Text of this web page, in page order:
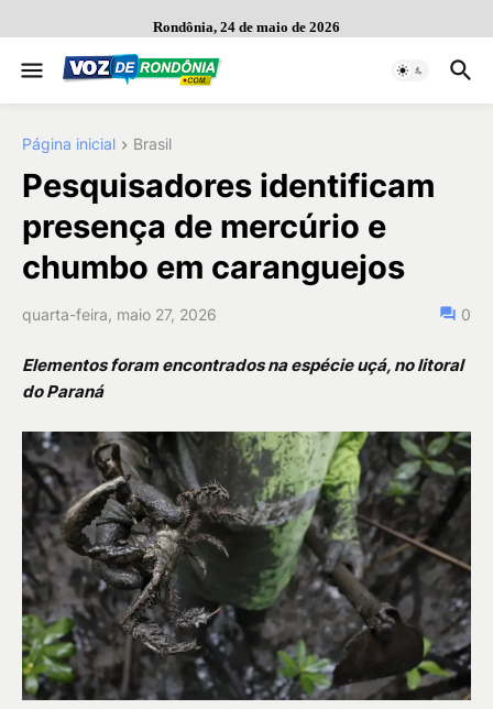
Rondônia, 24 de maio de 2026
Página inicial Brasil
Pesquisadores identificam
presença de mercúrio e
chumbo em caranguejos
quarta-feira, maio 27, 2026 0
Elementos foram encontrados na espécie uçá, no litoral
do Paraná